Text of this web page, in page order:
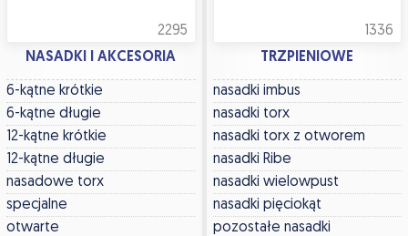
2295
NASADKI I AKCESORIA
6-kątne krótkie
6-kątne długie
12-kątne krótkie
12-kątne długie
nasadowe torx
specjalne
otwarte
1336
TRZPIENIOWE
nasadki imbus
nasadki torx
nasadki torx z otworem
nasadki Ribe
nasadki wielowpust
nasadki pięciokąt
pozostałe nasadki